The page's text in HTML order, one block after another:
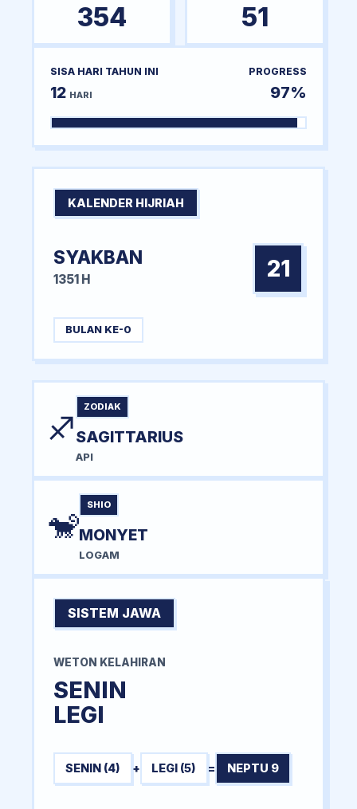
354 51
SISA HARI TAHUN INI
12 HARI
PROGRESS
97%
KALENDER HIJRIAH
SYAKBAN
1351 H 21
BULAN KE-0
♐
ZODIAK
SAGITTARIUS
API
🐒
SHIO
MONYET
LOGAM
SISTEM JAWA
WETON KELAHIRAN
SENIN
LEGI
SENIN (4) + LEGI (5) = NEPTU 9